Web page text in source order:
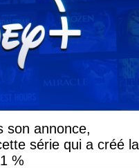
son annonce,
série qui a créé la
%